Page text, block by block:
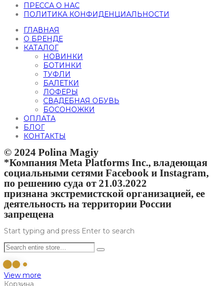
ПРЕССА О НАС
ПОЛИТИКА КОНФИДЕНЦИАЛЬНОСТИ
ГЛАВНАЯ
О БРЕНДЕ
КАТАЛОГ
НОВИНКИ
БОТИНКИ
ТУФЛИ
БАЛЕТКИ
ЛОФЕРЫ
СВАДЕБНАЯ ОБУВЬ
БОСОНОЖКИ
ОПЛАТА
БЛОГ
КОНТАКТЫ
© 2024 Polina Magiy
*Компания Meta Platforms Inc., владеющая
социальными сетями Facebook и Instagram,
по решению суда от 21.03.2022
признана экстремистской организацией, ее
деятельность на территории России
запрещена
Start typing and press Enter to search
View more
Корзина